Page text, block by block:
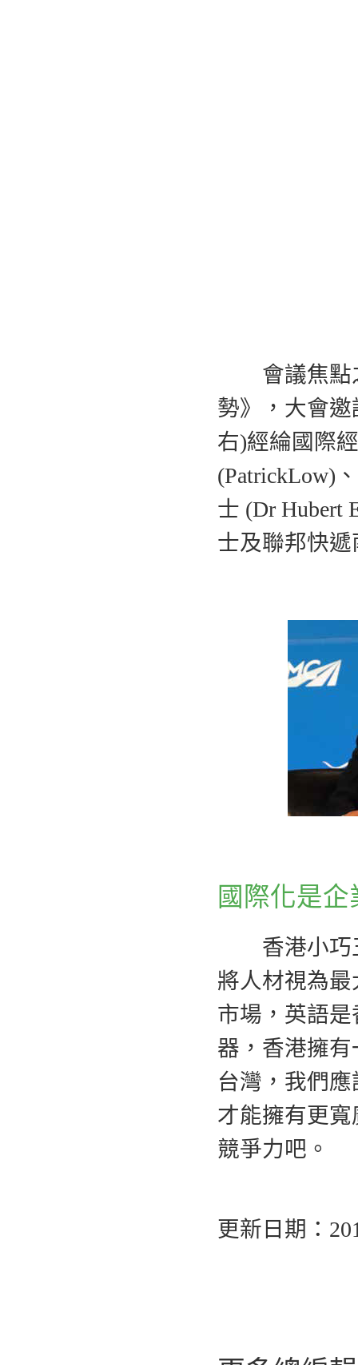
會議焦點之
勢》，大會
右)經綸國際
(PatrickLow)
士 (Dr Hubert
士及聯邦快遞
國際化是
香港小巧五
將人材視為
市場，英語
器，香港擁
台灣，我們
才能擁有更
競爭力吧。
更新日期：